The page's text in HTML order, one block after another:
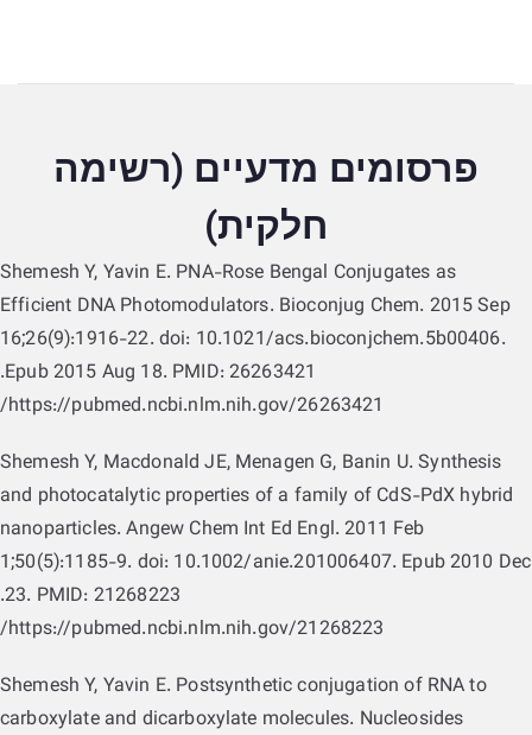
פרסומים מדעיים (רשימה
חלקית)
Shemesh Y, Yavin E. PNA-Rose Bengal Conjugates as
Efficient DNA Photomodulators. Bioconjug Chem. 2015 Sep
16;26(9):1916-22. doi: 10.1021/acs.bioconjchem.5b00406.
Epub 2015 Aug 18. PMID: 26263421.
https://pubmed.ncbi.nlm.nih.gov/26263421/
Shemesh Y, Macdonald JE, Menagen G, Banin U. Synthesis
and photocatalytic properties of a family of CdS-PdX hybrid
nanoparticles. Angew Chem Int Ed Engl. 2011 Feb
1;50(5):1185-9. doi: 10.1002/anie.201006407. Epub 2010 Dec
23. PMID: 21268223.
https://pubmed.ncbi.nlm.nih.gov/21268223/
Shemesh Y, Yavin E. Postsynthetic conjugation of RNA to
carboxylate and dicarboxylate molecules. Nucleosides